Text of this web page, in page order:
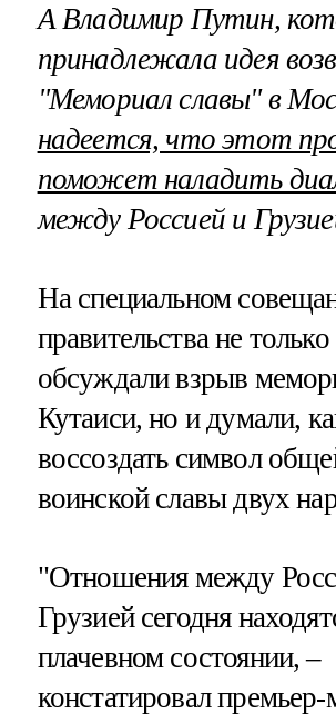
А Владимир Путин,
принадлежала идея
"Мемориал славы" в
надеется, что этот
поможет наладить
между Россией и
На специальном
правительства не только
обсуждали взрыв
Кутаиси, но и думали,
воссоздать символ
воинской славы двух
"Отношения между
Грузией сегодня
плачевном состоянии, –
констатировал